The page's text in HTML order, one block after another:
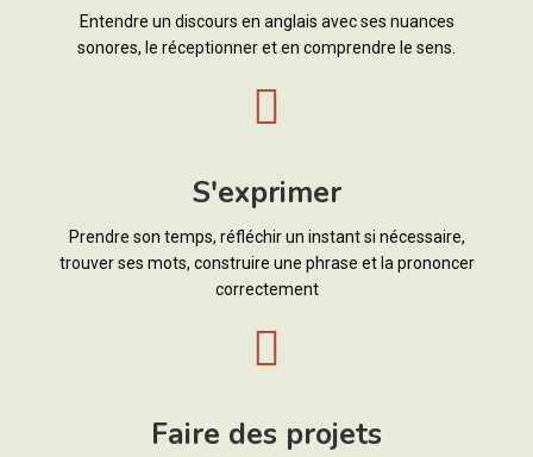
Entendre un discours en anglais avec ses nuances
sonores, le réceptionner et en comprendre le sens.
S'exprimer
Prendre son temps, réfléchir un instant si nécessaire,
trouver ses mots, construire une phrase et la prononcer
correctement
Faire des projets